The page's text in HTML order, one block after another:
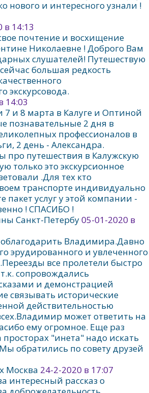
нового и интересного узнали !
в 14:13
почтение и восхищение
Николаевне ! Доброго Вам
слушателей! Путешествую
большая редкость
экскурсовода.
14:03
7 и 8 марта в Калуге и Оптиной
познавательные 2 дня в
профессионалов в
2 день - Александра.
путешествия в Калужскую
только это экскурсионное
.Для тех кто
транспорте индивидуально
пакет услуг у этой компании -
! СПАСИБО !
Санкт-Петербу05-01-2020 в
Владимира.Давно
эрудированного и увлеченного
все пролетели быстро
сопровождались
и демонстрацией
связывать исторические
действительностью
может ответить на
ему огромное. Еще раз
просторах "инета" надо искать
обратились по совету друзей
Москва 24-2-2020 в 17:07
интересный рассказ о